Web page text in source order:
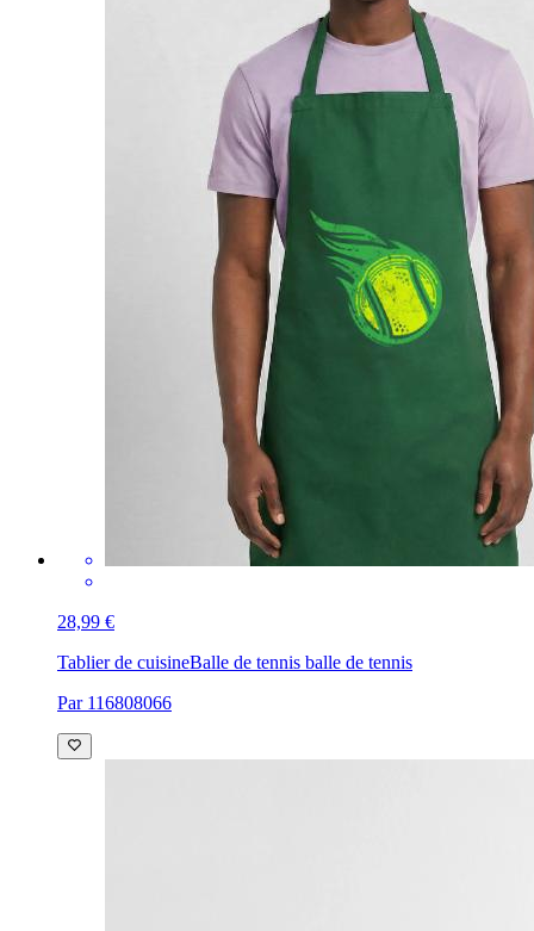
28,99 €
Tablier de cuisineBalle de tennis balle de tennis
Par 116808066